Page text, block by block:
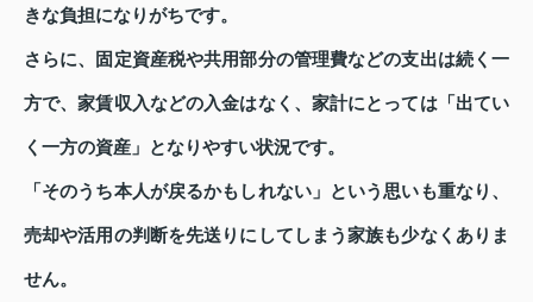
きな負担になりがちです。
さらに、固定資産税や共用部分の管理費などの支出は続く一
方で、家賃収入などの入金はなく、家計にとっては「出てい
く一方の資産」となりやすい状況です。
「そのうち本人が戻るかもしれない」という思いも重なり、
売却や活用の判断を先送りにしてしまう家族も少なくありま
せん。